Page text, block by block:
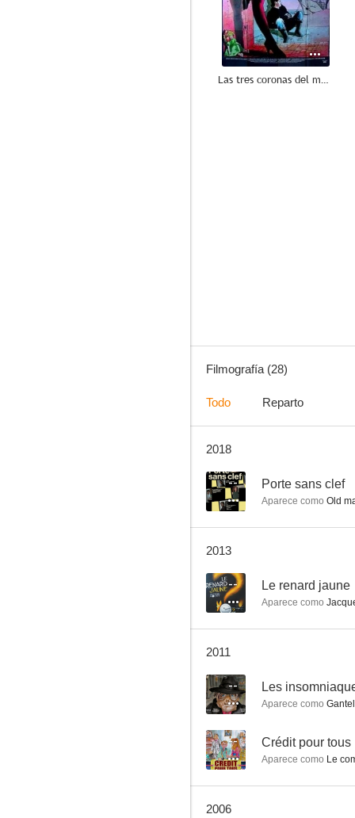
Las tres coronas del marinero
Filmografía (28)
Todo Reparto
2018
-- Porte sans clef
Aparece como Old
2013
-- Le renard jaune
Aparece como
2011
-- Les
Aparece como
-- Crédit pour tous
Aparece como Le
2006